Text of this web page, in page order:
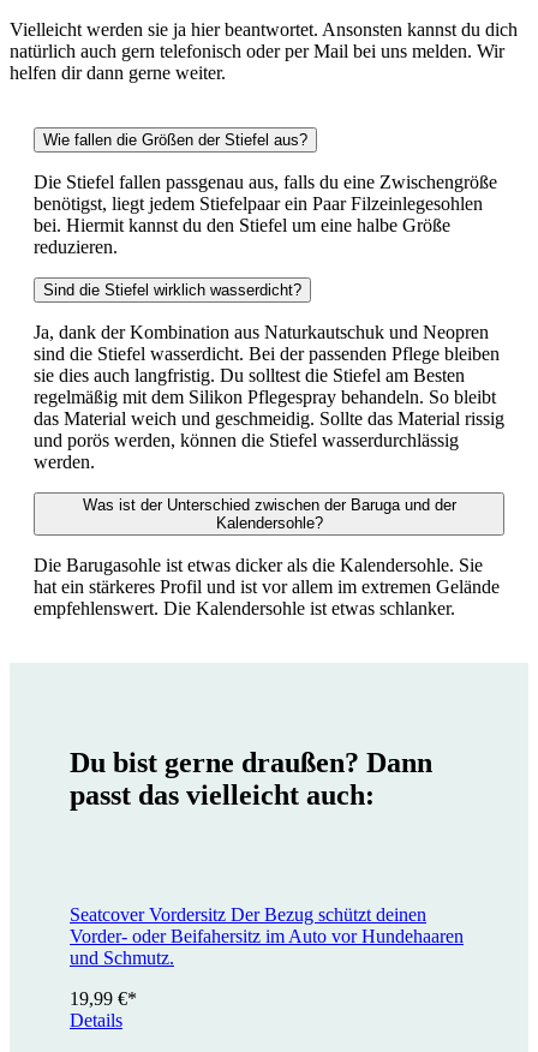
Vielleicht werden sie ja hier beantwortet. Ansonsten kannst du dich
natürlich auch gern telefonisch oder per Mail bei uns melden. Wir
helfen dir dann gerne weiter.
Wie fallen die Größen der Stiefel aus?
Die Stiefel fallen passgenau aus, falls du eine Zwischengröße
benötigst, liegt jedem Stiefelpaar ein Paar Filzeinlegesohlen
bei. Hiermit kannst du den Stiefel um eine halbe Größe
reduzieren.
Sind die Stiefel wirklich wasserdicht?
Ja, dank der Kombination aus Naturkautschuk und Neopren
sind die Stiefel wasserdicht. Bei der passenden Pflege bleiben
sie dies auch langfristig. Du solltest die Stiefel am Besten
regelmäßig mit dem Silikon Pflegespray behandeln. So bleibt
das Material weich und geschmeidig. Sollte das Material rissig
und porös werden, können die Stiefel wasserdurchlässig
werden.
Was ist der Unterschied zwischen der Baruga und der
Kalendersohle?
Die Barugasohle ist etwas dicker als die Kalendersohle. Sie
hat ein stärkeres Profil und ist vor allem im extremen Gelände
empfehlenswert. Die Kalendersohle ist etwas schlanker.
Du bist gerne draußen? Dann
passt das vielleicht auch:
Seatcover Vordersitz Der Bezug schützt deinen
Vorder- oder Beifahersitz im Auto vor Hundehaaren
und Schmutz.
19,99 €*
Details